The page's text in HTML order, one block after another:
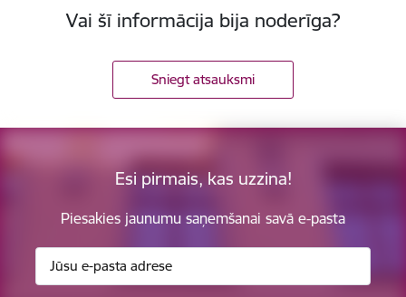
Vai šī informācija bija noderīga?
Sniegt atsauksmi
Esi pirmais, kas uzzina!
Piesakies jaunumu saņemšanai savā e-pasta